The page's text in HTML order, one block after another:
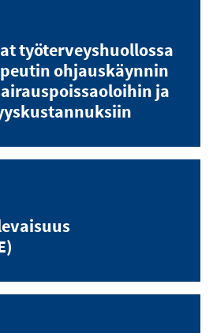
työterveyshuollossa
ohjauskäynnin
ja